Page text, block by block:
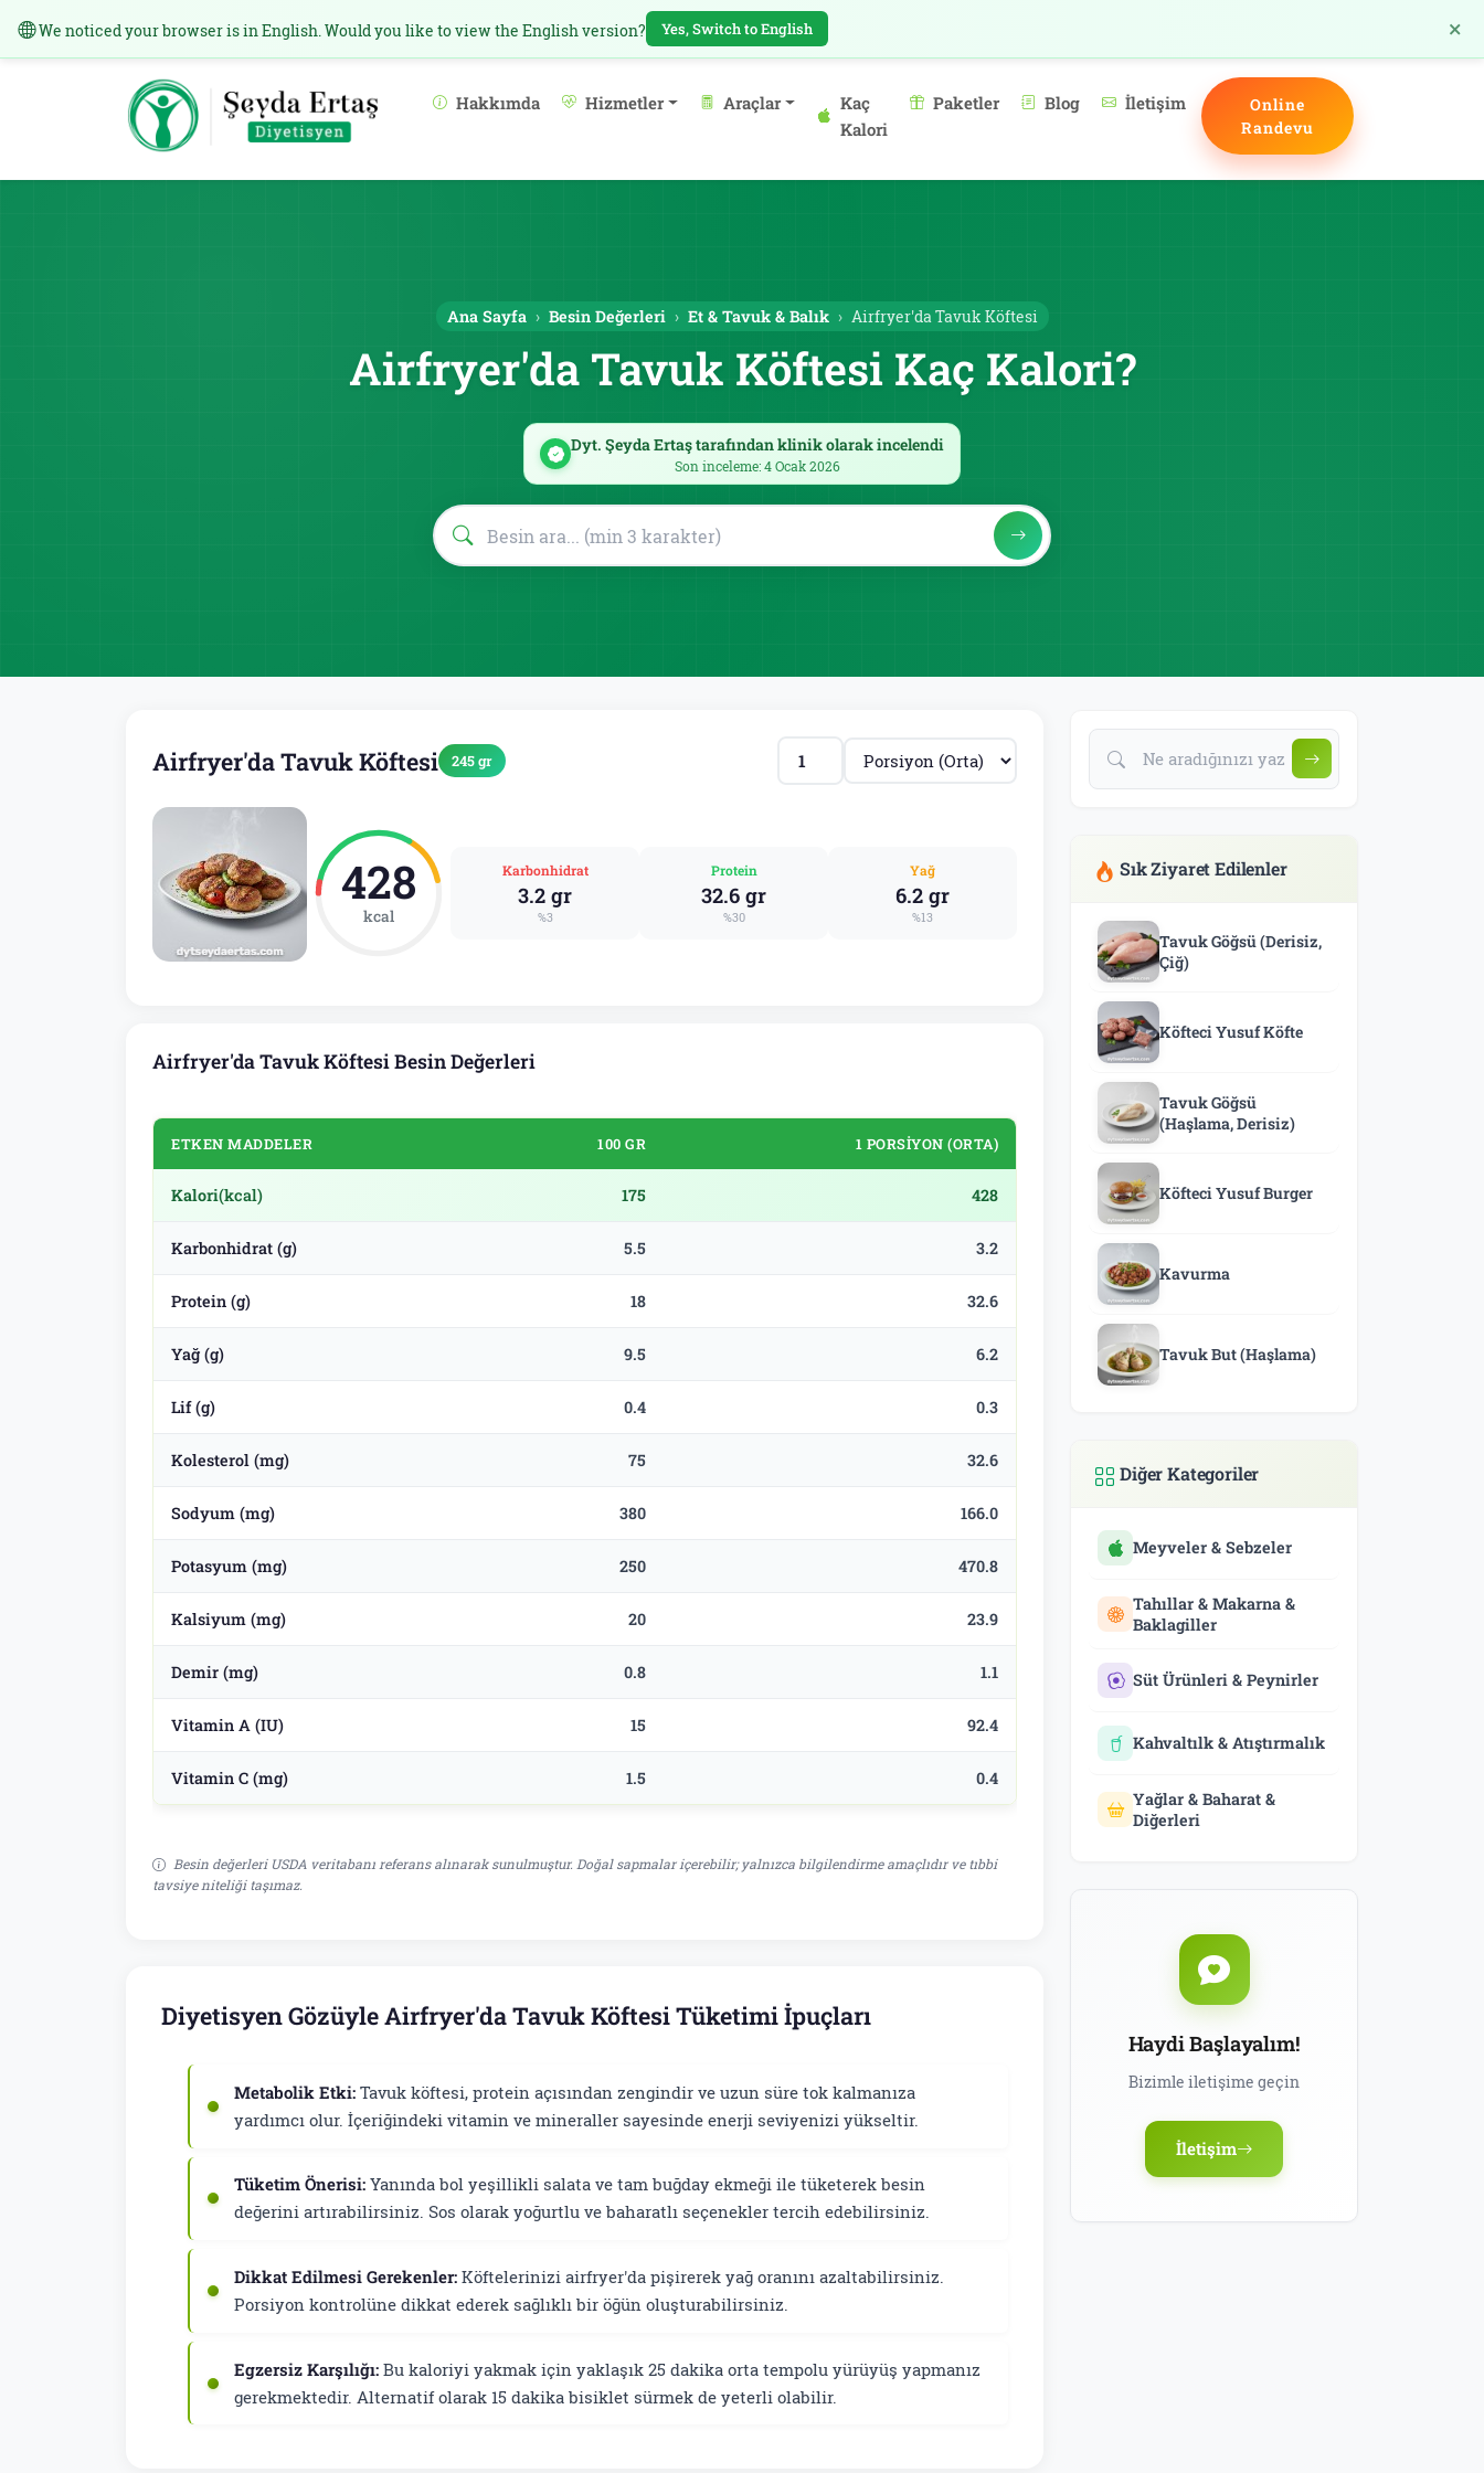
We noticed your browser is in English. Would you like to view the English version? Yes, Switch to English ×
Hakkımda Hizmetler Araçlar
Kaç
Kalori
Paketler Blog İletişim
Online
Randevu
Ana Sayfa Besin Değerleri Et & Tavuk & Balık Airfryer'da Tavuk Köftesi
Airfryer'da Tavuk Köftesi Kaç Kalori?
Dyt. Şeyda Ertaş tarafından klinik olarak incelendi
Son inceleme: 4 Ocak 2026
Airfryer'da Tavuk Köftesi 245 gr
428
kcal
Karbonhidrat
3.2 gr
%3
Protein
32.6 gr
%30
Yağ
6.2 gr
%13
Airfryer'da Tavuk Köftesi Besin Değerleri
ETKEN MADDELER 100 GR 1 PORSIYON (ORTA)
Kalori(kcal) 175 428
Karbonhidrat (g) 5.5 3.2
Protein (g) 18 32.6
Yağ (g) 9.5 6.2
Lif (g) 0.4 0.3
Kolesterol (mg) 75 32.6
Sodyum (mg) 380 166.0
Potasyum (mg) 250 470.8
Kalsiyum (mg) 20 23.9
Demir (mg) 0.8 1.1
Vitamin A (IU) 15 92.4
Vitamin C (mg) 1.5 0.4
Besin değerleri USDA veritabanı referans alınarak sunulmuştur. Doğal sapmalar içerebilir; yalnızca bilgilendirme amaçlıdır ve tıbbi
tavsiye niteliği taşımaz.
Diyetisyen Gözüyle Airfryer'da Tavuk Köftesi Tüketimi İpuçları
Metabolik Etki: Tavuk köftesi, protein açısından zengindir ve uzun süre tok kalmanıza
yardımcı olur. İçeriğindeki vitamin ve mineraller sayesinde enerji seviyenizi yükseltir.
Tüketim Önerisi: Yanında bol yeşillikli salata ve tam buğday ekmeği ile tüketerek besin
değerini artırabilirsiniz. Sos olarak yoğurtlu ve baharatlı seçenekler tercih edebilirsiniz.
Dikkat Edilmesi Gerekenler: Köftelerinizi airfryer'da pişirerek yağ oranını azaltabilirsiniz.
Porsiyon kontrolüne dikkat ederek sağlıklı bir öğün oluşturabilirsiniz.
Egzersiz Karşılığı: Bu kaloriyi yakmak için yaklaşık 25 dakika orta tempolu yürüyüş yapmanız
gerekmektedir. Alternatif olarak 15 dakika bisiklet sürmek de yeterli olabilir.
Sık Ziyaret Edilenler
Tavuk Göğsü (Derisiz,
Çiğ)
Köfteci Yusuf Köfte
Tavuk Göğsü
(Haşlama, Derisiz)
Köfteci Yusuf Burger
Kavurma
Tavuk But (Haşlama)
Diğer Kategoriler
Meyveler & Sebzeler
Tahıllar & Makarna &
Baklagiller
Süt Ürünleri & Peynirler
Kahvaltılk & Atıştırmalık
Yağlar & Baharat &
Diğerleri
Haydi Başlayalım!
Bizimle iletişime geçin
İletişim